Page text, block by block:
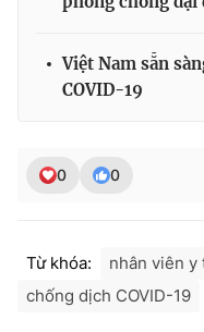
Cơ quan chủ quản:Đài
Cơ quan báo chí:Thời
Việt Nam sẵn
COVID-19
0 0
Từ khóa: nhân viên y
chống dịch COVID-19